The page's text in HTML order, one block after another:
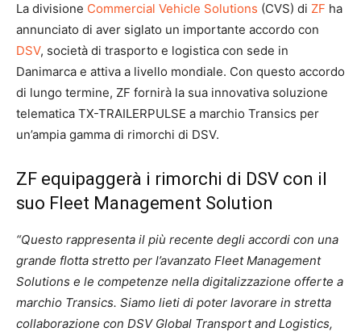
La divisione Commercial Vehicle Solutions (CVS) di ZF ha
annunciato di aver siglato un importante accordo con
DSV, società di trasporto e logistica con sede in
Danimarca e attiva a livello mondiale. Con questo accordo
di lungo termine, ZF fornirà la sua innovativa soluzione
telematica TX-TRAILERPULSE a marchio Transics per
un’ampia gamma di rimorchi di DSV.
ZF equipaggerà i rimorchi di DSV con il
suo Fleet Management Solution
“Questo rappresenta il più recente degli accordi con una
grande flotta stretto per l’avanzato Fleet Management
Solutions e le competenze nella digitalizzazione offerte a
marchio Transics. Siamo lieti di poter lavorare in stretta
collaborazione con DSV Global Transport and Logistics,